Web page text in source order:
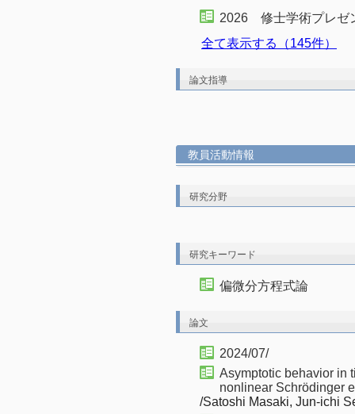
2026 修士学術プレゼ
全て表示する（145件）
論文指導
教員活動情報
研究分野
研究キーワード
偏微分方程式論
論文
2024/07/
Asymptotic behavior in
nonlinear Schrödinger
/Satoshi Masaki, Jun-ichi